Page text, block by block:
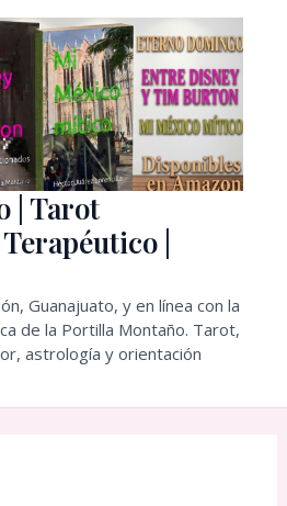
| Tarot
|
Guanajuato, y en línea con la
de la Portilla Montaño. Tarot,
astrología y orientación